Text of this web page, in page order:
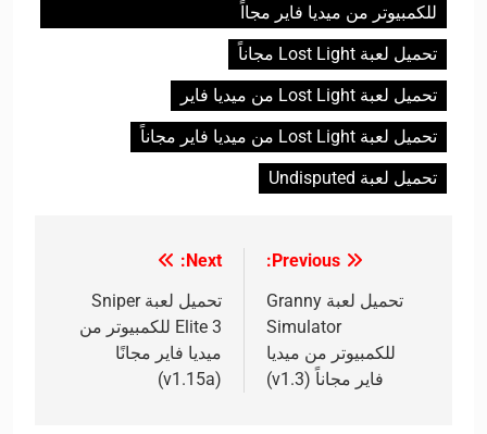
للكمبيوتر من ميديا فاير مجااً
تحميل لعبة Lost Light مجاناً
تحميل لعبة Lost Light من ميديا فاير
تحميل لعبة Lost Light من ميديا فاير مجاناً
تحميل لعبة Undisputed
المقالات
Previous:
تحميل لعبة Granny
Simulator
للكمبيوتر من ميديا
فاير مجاناً (v1.3)
Next:
تحميل لعبة Sniper
Elite 3 للكمبيوتر من
ميديا فاير مجانًا
(v1.15a)